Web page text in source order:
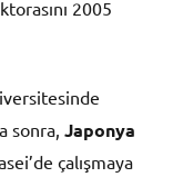
2005
sonra, Japonya
çalışmaya